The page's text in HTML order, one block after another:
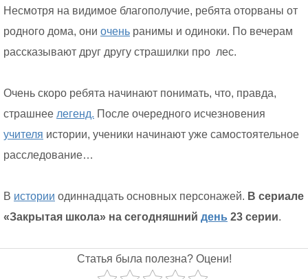
Несмотря на видимое благополучие, ребята оторваны от
родного дома, они очень ранимы и одиноки. По вечерам
рассказывают друг другу страшилки про лес.
Очень скоро ребята начинают понимать, что, правда,
страшнее легенд. После очередного исчезновения
учителя истории, ученики начинают уже самостоятельное
расследование…
В истории одиннадцать основных персонажей. В сериалe
«Закрытая школа» на сегодняшний день 23 серии.
Статья была полезна? Оцени!